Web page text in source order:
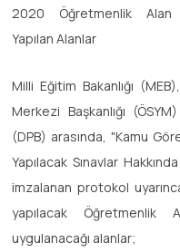
2020 Öğretmenlik
Yapılan Alanlar
Milli Eğitim Bakanlığı
Merkezi Başkanlığı
(DPB) arasında, "Kamu
Yapılacak Sınavlar
imzalanan protokol
yapılacak Öğretmenlik
uygulanacağı alanlar;